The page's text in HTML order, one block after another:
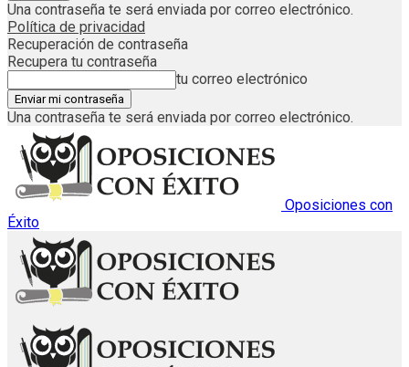
Una contraseña te será enviada por correo electrónico.
Política de privacidad
Recuperación de contraseña
Recupera tu contraseña
tu correo electrónico
Una contraseña te será enviada por correo electrónico.
Oposiciones con
Éxito